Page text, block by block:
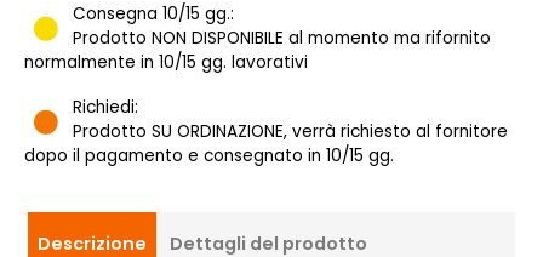
Consegna 10/15 gg.:
Prodotto NON DISPONIBILE al momento ma rifornito
normalmente in 10/15 gg. lavorativi
Richiedi:
Prodotto SU ORDINAZIONE, verrà richiesto al fornitore
dopo il pagamento e consegnato in 10/15 gg.
Descrizione Dettagli del prodotto